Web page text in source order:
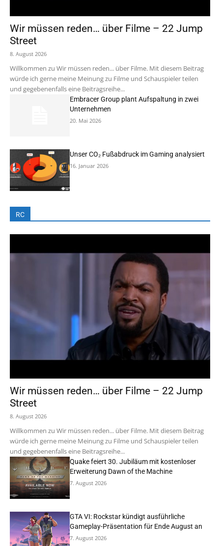
Wir müssen reden… über Filme – 22 Jump
Street
8. August 2026
Willkommen zu Wir müssen reden... über Filme. Mit diesem Beitrag
würde ich gerne meine Meinung zu Filme und Schauspieler teilen
und gegebenenfalls eine Beitragsreihe...
Embracer Group plant Aufspaltung in zwei
Unternehmen
20. Mai 2026
Unser CO₂ Fußabdruck im Gaming analysiert
16. Januar 2026
RC
Wir müssen reden… über Filme – 22 Jump
Street
8. August 2026
Willkommen zu Wir müssen reden... über Filme. Mit diesem Beitrag
würde ich gerne meine Meinung zu Filme und Schauspieler teilen
und gegebenenfalls eine Beitragsreihe...
Quake feiert 30. Jubiläum mit kostenloser
Erweiterung Dawn of the Machine
7. August 2026
GTA VI: Rockstar kündigt ausführliche
Gameplay-Präsentation für Ende August an
7. August 2026